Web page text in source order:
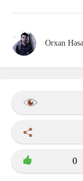
Orxan
0